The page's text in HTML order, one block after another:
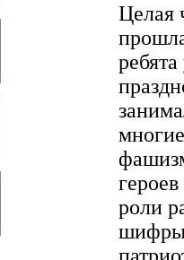
Целая
роли